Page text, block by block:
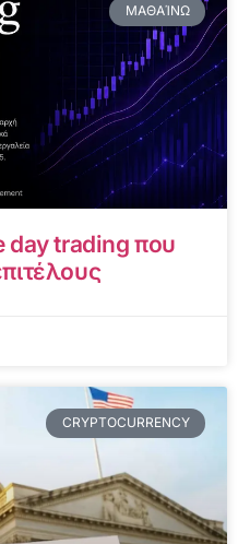
ΜΑΘΑΊΝΩ
day trading που
CRYPTOCURRENCY